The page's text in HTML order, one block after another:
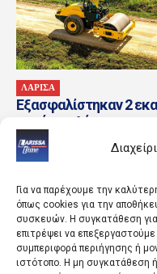
Για να παρέχουμε την
όπως cookies για την
συσκευών. Η συγκατάθεση
επιτρέψει να
συμπεριφορά περιήγησης ή
ιστότοπο. Η μη συγκατάθεση
ΛΑΡΙΣΑ
Εξασφαλίστηκαν 2
ευρώ για 4 έργα
αγροτικής οδοποιίας